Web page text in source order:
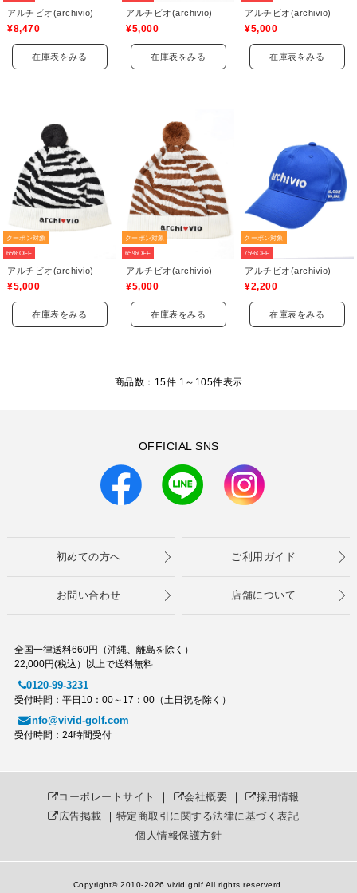
アルチビオ(archivio)
¥8,470
在庫表をみる
アルチビオ(archivio)
¥5,000
在庫表をみる
アルチビオ(archivio)
¥5,000
在庫表をみる
クーポン対象
65%OFF
アルチビオ(archivio)
¥5,000
在庫表をみる
クーポン対象
65%OFF
アルチビオ(archivio)
¥5,000
在庫表をみる
クーポン対象
75%OFF
アルチビオ(archivio)
¥2,200
在庫表をみる
商品数：15件 1～ 105件表示
OFFICIAL SNS
初めての方へ ご利用ガイド
お問い合わせ 店舗について
全国一律送料660円（沖縄、離島を除く）
22,000円(税込）以上で送料無料
0120-99-3231
受付時間：平日10：00～17：00（土日祝を除く）
info@vivid-golf.com
受付時間：24時間受付
コーポレートサイト ｜ 会社概要 ｜ 採用情報 ｜
広告掲載 ｜ 特定商取引に関する法律に基づく表記 ｜
個人情報保護方針
Copyright© 2010-2026 vivid golf All rights reserverd.